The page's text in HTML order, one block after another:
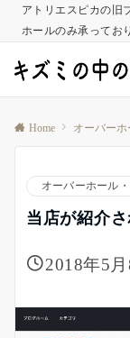
アトリエスピカの旧
ホールのみ承ってお
Home オーバーホ
オーバーホール
当店が紹介
2018年5月